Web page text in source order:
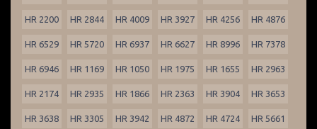
HR 2200 HR 2844 HR 4009 HR 3927 HR 4256 HR 4876
HR 6529 HR 5720 HR 6937 HR 6627 HR 8996 HR 7378
HR 6946 HR 1169 HR 1050 HR 1975 HR 1655 HR 2963
HR 2174 HR 2935 HR 1866 HR 2363 HR 3904 HR 3653
HR 3638 HR 3305 HR 3942 HR 4872 HR 4724 HR 5661